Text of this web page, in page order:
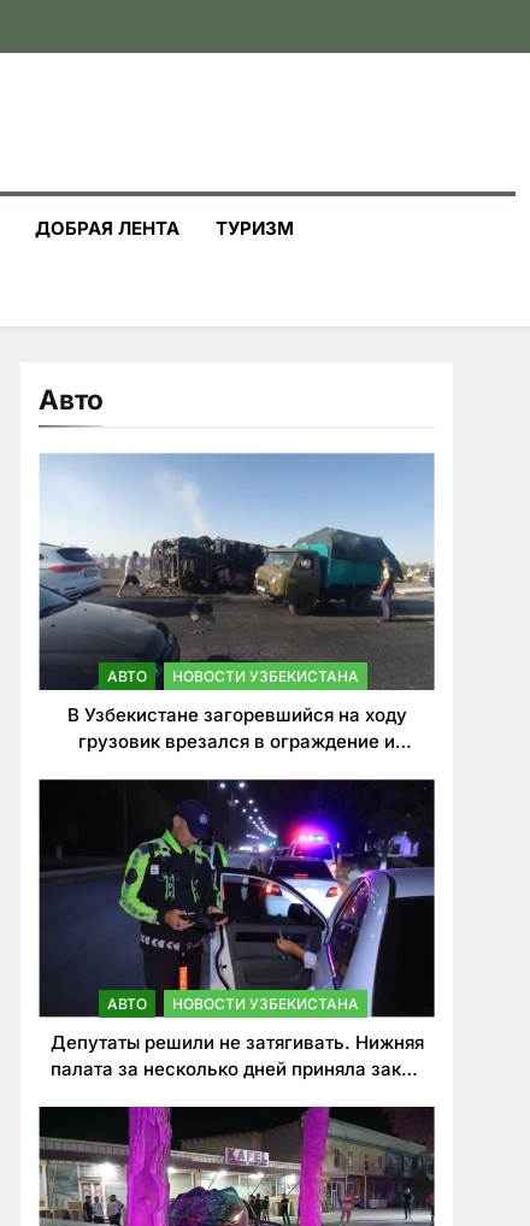
ДОБРАЯ ЛЕНТА ТУРИЗМ
Авто
АВТО НОВОСТИ УЗБЕКИСТАНА
В Узбекистане загоревшийся на ходу
грузовик врезался в ограждение и
АВТО НОВОСТИ УЗБЕКИСТАНА
Депутаты решили не затягивать. Нижняя
палата за несколько дней приняла закон
нарушителей ПДД